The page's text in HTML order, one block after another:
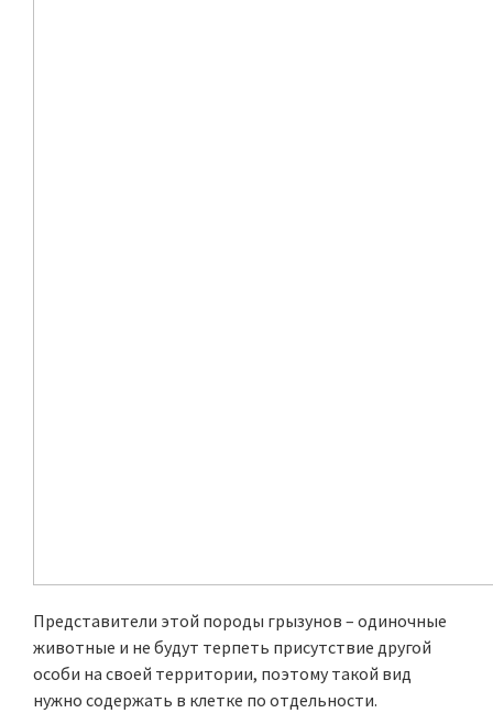
Представители этой породы грызунов – одиночные
животные и не будут терпеть присутствие другой
особи на своей территории, поэтому такой вид
нужно содержать в клетке по отдельности.